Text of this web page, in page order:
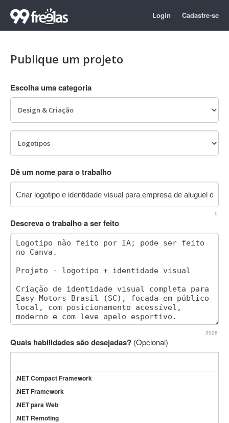
Login Cadastre-se
Publique um projeto
Escolha uma categoria
Dê um nome para o trabalho
0
Descreva o trabalho a ser feito
3528
Quais habilidades são desejadas? (Opcional)
.NET Compact Framework
.NET Framework
.NET para Web
.NET Remoting